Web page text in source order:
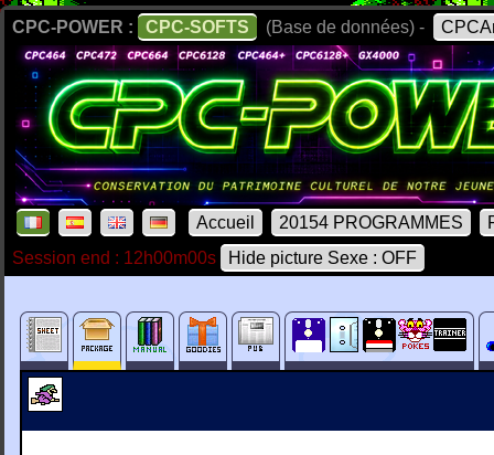
CPC-POWER : CPC-SOFTS (Base de données) -
Accueil 20154 PROGRAMMES
Session end : 12h00m00s
Hide picture Sexe : OFF